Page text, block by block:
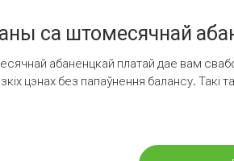
са штомесячнай
абаненцкай платай дае вам
цэнах без папаўнення балансу.